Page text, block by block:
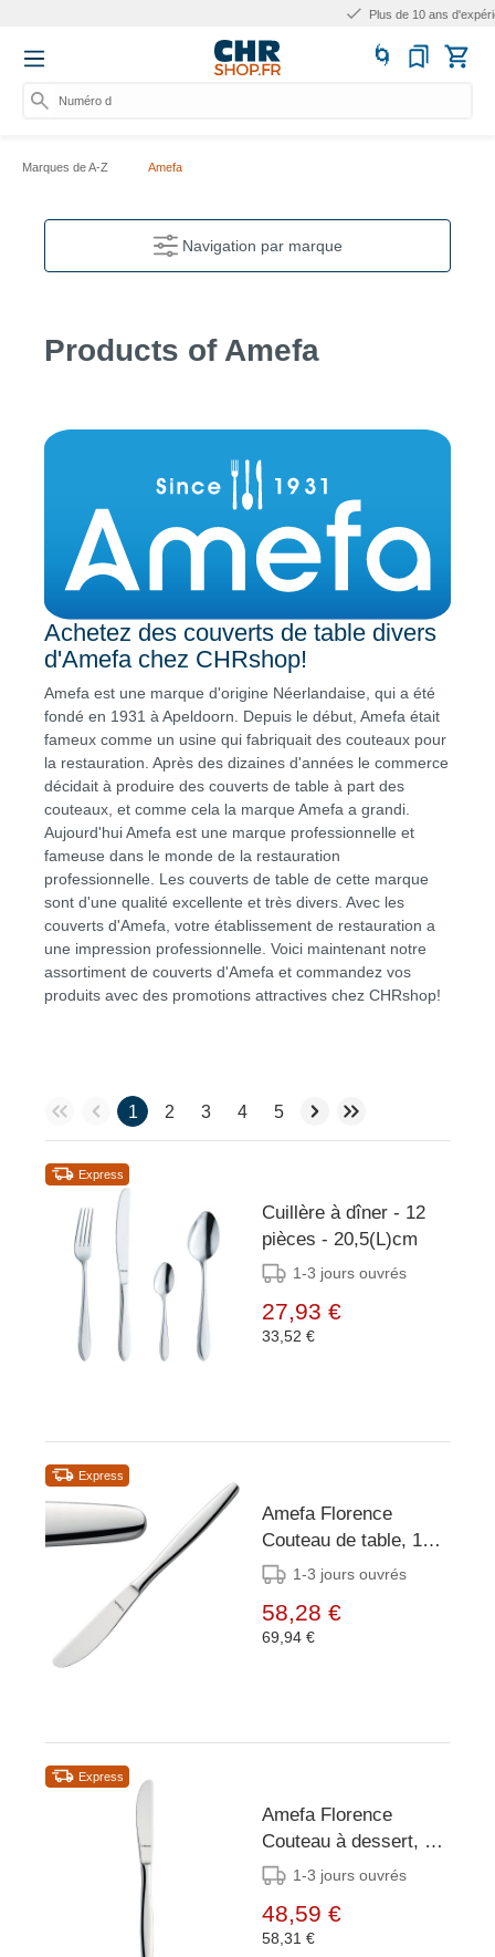
Numéro d'arti
Marques de A-Z Amefa
Navigation par marque
Products of Amefa
Achetez des couverts de table divers
d'Amefa chez CHRshop!
Amefa est une marque d'origine Néerlandaise, qui a été
fondé en 1931 à Apeldoorn. Depuis le début, Amefa était
fameux comme un usine qui fabriquait des couteaux pour
la restauration. Après des dizaines d'années le commerce
décidait à produire des couverts de table à part des
couteaux, et comme cela la marque Amefa a grandi.
Aujourd'hui Amefa est une marque professionnelle et
fameuse dans le monde de la restauration
professionnelle. Les couverts de table de cette marque
sont d'une qualité excellente et très divers. Avec les
couverts d'Amefa, votre établissement de restauration a
une impression professionnelle. Voici maintenant notre
assortiment de couverts d'Amefa et commandez vos
produits avec des promotions attractives chez CHRshop!
1 2 3 4 5
Express
Cuillère à dîner - 12
pièces - 20,5(L)cm
1-3 jours ouvrés
27,93 €
33,52 €
Express
Amefa Florence
Couteau de table, 12
pièces1-3 jours ouvrés
58,28 €
69,94 €
Express
Amefa Florence
Couteau à dessert, 12
pièces1-3 jours ouvrés
48,59 €
58,31 €